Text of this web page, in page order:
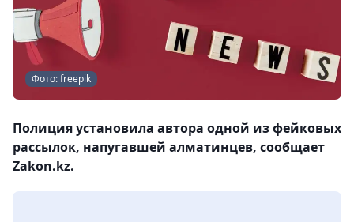
Фото: freepik
Полиция установила автора одной из фейковых
рассылок, напугавшей алматинцев, сообщает
Zakon.kz.